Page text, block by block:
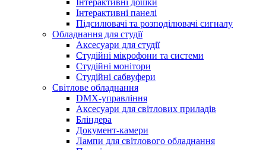
Інтерактивні дошки
Інтерактивні панелі
Підсилювачі та розподілювачі сигналу
Обладнання для студії
Аксесуари для студії
Студійні мікрофони та системи
Студійні монітори
Студійні сабвуфери
Світлове обладнання
DMX-управління
Аксесуари для світлових приладів
Бліндера
Документ-камери
Лампи для світлового обладнання